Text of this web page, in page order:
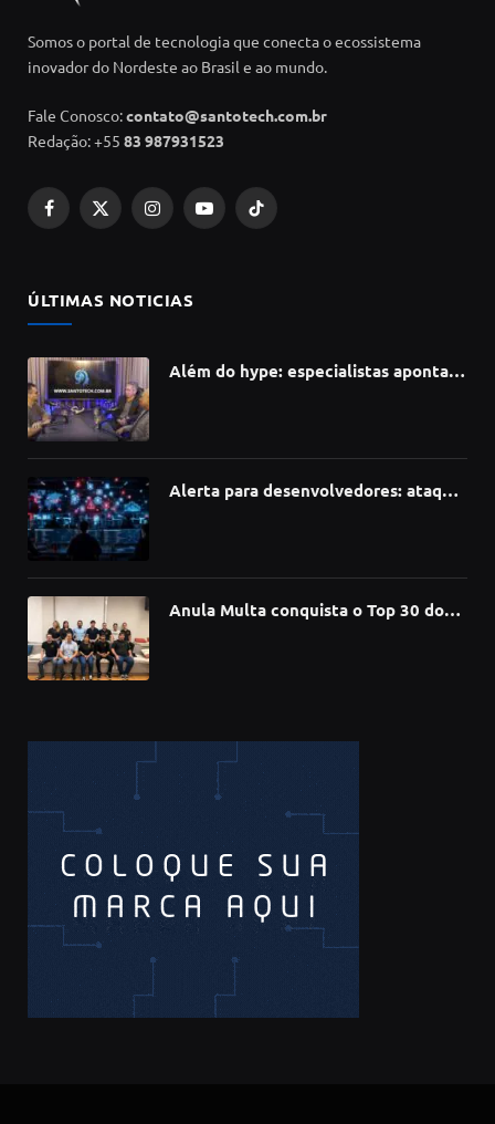
Somos o portal de tecnologia que conecta o ecossistema
inovador do Nordeste ao Brasil e ao mundo.
Fale Conosco:contato@santotech.com.br
Redação: +55 83 987931523
Facebook
X
InstagramYouTubeTikTok
ÚLTIMAS NOTICIAS
Além do hype: especialistas apontam
Alerta para desenvolvedores: ataque
Anula Multa conquista o Top 30 do